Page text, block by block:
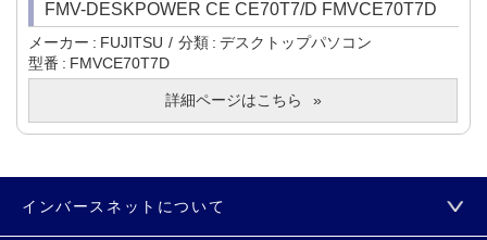
FMV-DESKPOWER CE CE70T7/D FMVCE70T7D
メーカー FUJITSU 分類
デスクトップパソコン
型番
FMVCE70T7D
詳細ページはこちら
インバースネットについて